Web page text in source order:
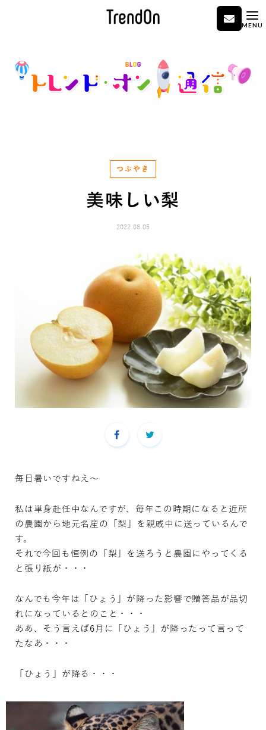
MENU
つぶやき
美味しい梨
2022.08.05
毎日暑いですねえ〜
私は単身赴任中なんですが、毎年この時期になると近所
の農園から地元名産の「梨」を親戚中に送っているんで
す。
それで今回も恒例の「梨」を送ろうと農園にやってくる
と張り紙が・・・
なんでも今年は「ひょう」が降った影響で贈答品が品切
れになっているとのこと・・・
ああ、そう言えば6月に「ひょう」が降ったって言って
たなあ・・・
「ひょう」が降る・・・